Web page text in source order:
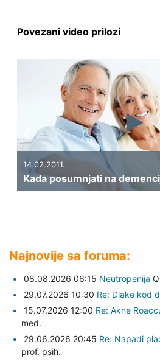
Povezani video prilozi
14.02.2011.
Kada posumnjati na
Previous
Najnovije sa foruma:
08.08.2026 06:15 Neutropenija
29.07.2026 10:30 Re: Dlake kod
15.07.2026 12:00 Re: Akne
med.
29.06.2026 20:45 Re: Napadi
prof. psih.